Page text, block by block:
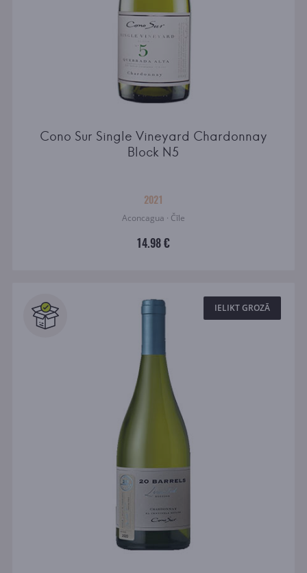
Cono Sur Single Vineyard Chardonnay
Block N5
2021
Aconcagua · Čīle
14.98 €
IELIKT GROZĀ